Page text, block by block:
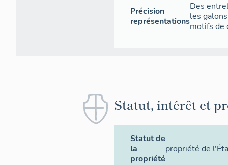
Précision
représentations
Des
les
motifs de
Statut, intérêt et
Statut de
la
propriété
propriété de